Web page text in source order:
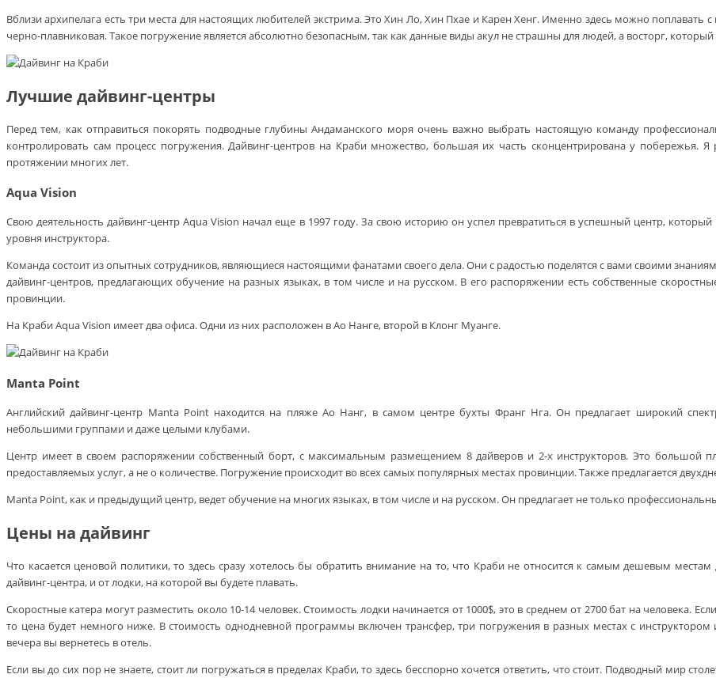
Вблизи архипелага есть три места для настоящих любителей экстрима. Это Хин Ло, Хин Пхае и Карен Хенг. Именно здесь можно поплавать
черно-плавниковая. Такое погружение является абсолютно безопасным, так как данные виды акул не страшны для людей, а восторг,
Лучшие дайвинг-центры
Перед тем, как отправиться покорять подводные глубины Андаманского моря очень важно выбрать настоящую команду
контролировать сам процесс погружения. Дайвинг-центров на Краби множество, большая их часть сконцентрирована у побережья.
протяжении многих лет.
Aqua Vision
Свою деятельность дайвинг-центр Aqua Vision начал еще в 1997 году. За свою историю он успел превратиться в успешный центр,
уровня инструктора.
Команда состоит из опытных сотрудников, являющиеся настоящими фанатами своего дела. Они с радостью поделятся с вами своими
дайвинг-центров, предлагающих обучение на разных языках, в том числе и на русском. В его распоряжении есть собственные
провинции.
На Краби Aqua Vision имеет два офиса. Одни из них расположен в Ао Нанге, второй в Клонг Муанге.
Manta Point
Английский дайвинг-центр Manta Point находится на пляже Ао Нанг, в самом центре бухты Франг Нга. Он предлагает широкий
небольшими группами и даже целыми клубами.
Центр имеет в своем распоряжении собственный борт, с максимальным размещением 8 дайверов и 2-х инструкторов. Это большой
предоставляемых услуг, а не о количестве. Погружение происходит во всех самых популярных местах провинции. Также предлагается
Manta Point, как и предыдущий центр, ведет обучение на многих языках, в том числе и на русском. Он предлагает не только
Цены на дайвинг
Что касается ценовой политики, то здесь сразу хотелось бы обратить внимание на то, что Краби не относится к самым дешевым
дайвинг-центра, и от лодки, на которой вы будете плавать.
Скоростные катера могут разместить около 10-14 человек. Стоимость лодки начинается от 1000$, это в среднем от 2700 бат на человека.
то цена будет немного ниже. В стоимость однодневной программы включен трансфер, три погружения в разных местах с
вечера вы вернетесь в отель.
Если вы до сих пор не знаете, стоит ли погружаться в пределах Краби, то здесь бесспорно хочется ответить, что стоит. Подводный мир